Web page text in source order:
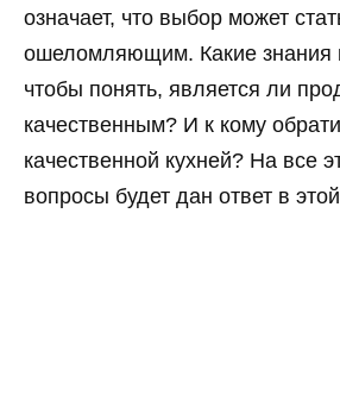
означает, что выбор может
ошеломляющим. Какие знания
чтобы понять, является ли
качественным? И к кому
качественной кухней? На все
вопросы будет дан ответ в